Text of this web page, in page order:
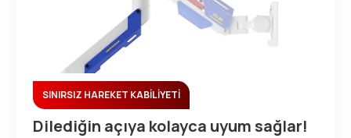
SINIRSIZ HAREKET KABİLİYETİ
Dilediğin açıya kolayca uyum sağlar!